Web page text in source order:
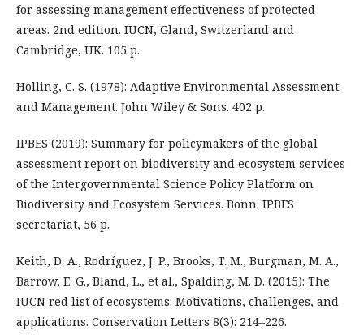
for assessing management effectiveness of protected
areas. 2nd edition. IUCN, Gland, Switzerland and
Cambridge, UK. 105 p.
Holling, C. S. (1978): Adaptive Environmental Assessment
and Management. John Wiley & Sons. 402 p.
IPBES (2019): Summary for policymakers of the global
assessment report on biodiversity and ecosystem services
of the Intergovernmental Science Policy Platform on
Biodiversity and Ecosystem Services. Bonn: IPBES
secretariat, 56 p.
Keith, D. A., Rodríguez, J. P., Brooks, T. M., Burgman, M. A.,
Barrow, E. G., Bland, L., et al., Spalding, M. D. (2015): The
IUCN red list of ecosystems: Motivations, challenges, and
applications. Conservation Letters 8(3): 214–226.